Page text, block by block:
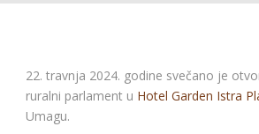
22. travnja 2024. godine svečano je
ruralni parlament u Hotel Garden Istra
Umagu.